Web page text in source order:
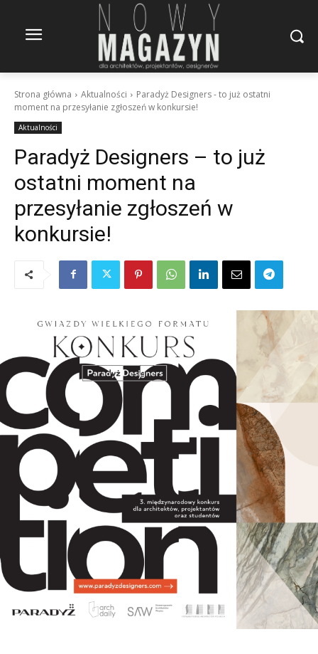
Strona główna Aktualności
Paradyż Designers - to już ostatni
moment na przesyłanie zgłoszeń w konkursie!
Aktualności
Paradyż Designers – to już
ostatni moment na
przesyłanie zgłoszeń w
konkursie!